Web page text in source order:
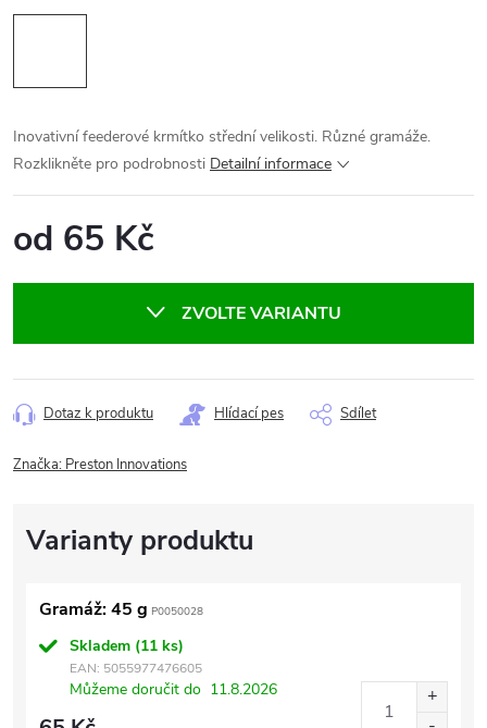
Inovativní feederové krmítko střední velikosti. Různé gramáže.
Rozklikněte pro podrobnosti Detailní informace
od 65 Kč
ZVOLTE VARIANTU
Dotaz k produktu Hlídací pes Sdílet
Značka: Preston Innovations
Gramáž: 45 g P0050028
Skladem (11 ks)
EAN: 5055977476605
Můžeme doručit do 11.8.2026